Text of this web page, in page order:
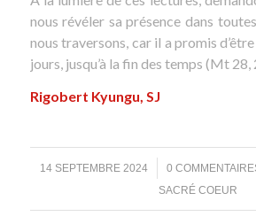
nous révéler sa présence dans
nous traversons, car il a promis
jours, jusqu’à la fin des temps (Mt 28,
Rigobert Kyungu, SJ
14 SEPTEMBRE 2024
/ 0 /
SACRÉ COEUR